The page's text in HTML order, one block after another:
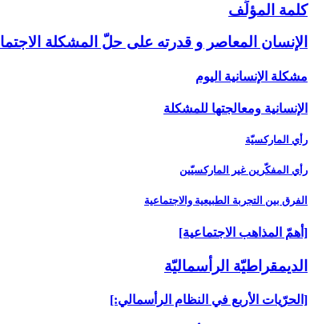
كلمة المؤلِّف‏
الإنسان المعاصر و قدرته على حلّ المشكلة
مشكلة الإنسانية اليوم‏
الإنسانية ومعالجتها للمشكلة
رأي الماركسيّة
رأي المفكّرين غير الماركسيّين
الفرق بين التجربة الطبيعية والاجتماعية
[أهمّ المذاهب الاجتماعية]
الديمقراطيّة الرأسماليّة
[الحرّيات الأربع في النظام الرأسمالي:]